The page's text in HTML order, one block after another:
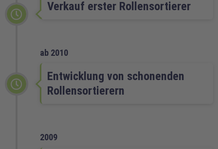
Verkauf erster Rollensortierer
ab 2010
Entwicklung von schonenden
Rollensortierern
2009